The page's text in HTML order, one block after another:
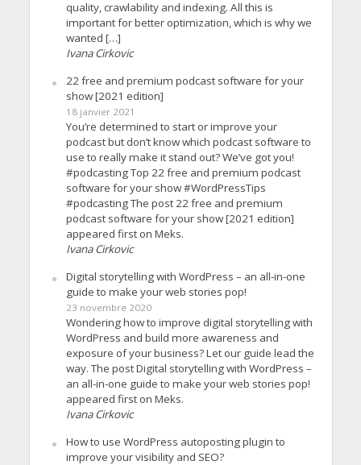
quality, crawlability and indexing. All this is
important for better optimization, which is why we
wanted […]
Ivana Cirkovic
22 free and premium podcast software for your
show [2021 edition]
18 janvier 2021
You’re determined to start or improve your
podcast but don’t know which podcast software to
use to really make it stand out? We’ve got you!
#podcasting Top 22 free and premium podcast
software for your show #WordPressTips
#podcasting The post 22 free and premium
podcast software for your show [2021 edition]
appeared first on Meks.
Ivana Cirkovic
Digital storytelling with WordPress – an all-in-one
guide to make your web stories pop!
23 novembre 2020
Wondering how to improve digital storytelling with
WordPress and build more awareness and
exposure of your business? Let our guide lead the
way. The post Digital storytelling with WordPress –
an all-in-one guide to make your web stories pop!
appeared first on Meks.
Ivana Cirkovic
How to use WordPress autoposting plugin to
improve your visibility and SEO?